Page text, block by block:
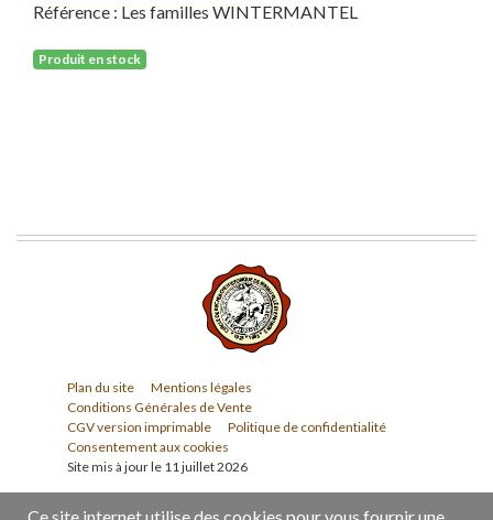
Référence : Les familles WINTERMANTEL
Produit en stock
Plan du site
Mentions légales
Conditions Générales de Vente
CGV version imprimable
Politique de confidentialité
Consentement aux cookies
Site mis à jour le 11 juillet 2026